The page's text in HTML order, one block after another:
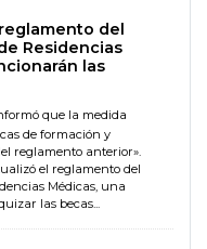
del
Residencias
las
que la medida
de formación y
reglamento anterior».
el reglamento del
Médicas, una
las becas...